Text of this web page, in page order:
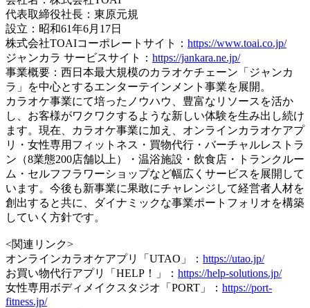
代表取締役社長：東原元規
設立：昭和61年6月17日
株式会社TOAIコーポレートサイト： https://www.toai.co.jp/
ジャンカラ サービスサイト： https://jankara.ne.jp/
事業概要：西日本最大規模のカラオケチェーン「ジャンカ
ラ」を中心とするエンターテインメント事業を展開。
カラオケ事業にて培ったノウハウ、豊富なリソースを活か
し、お客様がワクワクするような新しい体験を生み出し続け
ます。現在、カラオケ事業に加え、オンラインカラオケアプ
リ・女性専用フィットネス・買物代行・バーチャルレストラ
ン（8業態200店舗以上）・温浴施設・飲食店・トランクルー
ム・セルフフラワーショップなど幅広くサービスを展開して
います。今後も新事業に果敢にチャレンジして経営者人材を
創出すると共に、ダイナミックな事業ポートフォリオを構築
していく方針です。
<関連リンク>
オンラインカラオケアプリ「UTAO」： https://utao.jp/
お買い物代行アプリ「HELP！」： https://help-solutions.jp/
女性専用ボディメイクスタジオ「PORT」： https://port-
fitness.jp/